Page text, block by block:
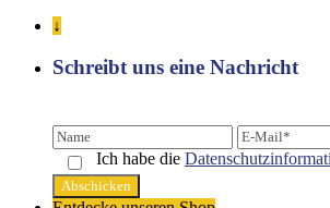
↓
Schreibt uns eine Nachricht
Ich habe die